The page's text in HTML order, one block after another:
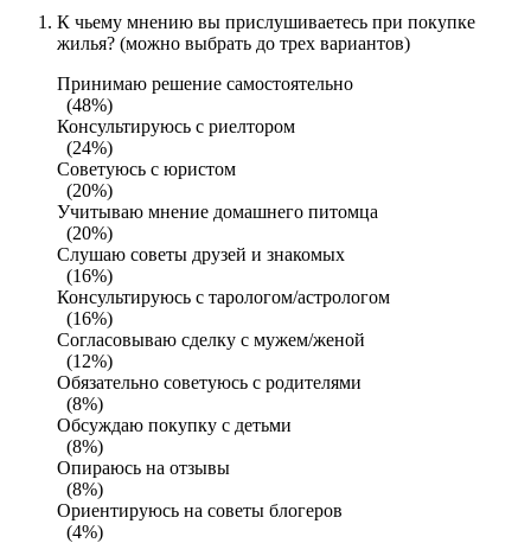
К чьему мнению вы прислушиваетесь при покупке
жилья? (можно выбрать до трех вариантов)
Принимаю решение самостоятельно
(48%)
Консультируюсь с риелтором
(24%)
Советуюсь с юристом
(20%)
Учитываю мнение домашнего питомца
(20%)
Слушаю советы друзей и знакомых
(16%)
Консультируюсь с тарологом/астрологом
(16%)
Согласовываю сделку с мужем/женой
(12%)
Обязательно советуюсь с родителями
(8%)
Обсуждаю покупку с детьми
(8%)
Опираюсь на отзывы
(8%)
Ориентируюсь на советы блогеров
(4%)